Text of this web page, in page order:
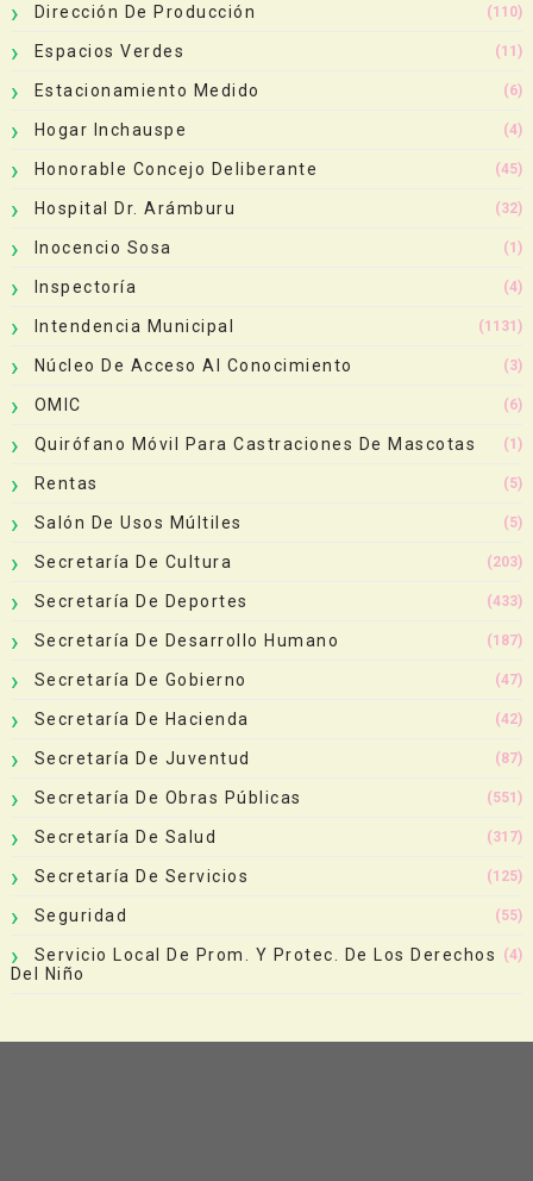
Dirección De Producción (110)
Espacios Verdes (11)
Estacionamiento Medido (6)
Hogar Inchauspe (4)
Honorable Concejo Deliberante (45)
Hospital Dr. Arámburu (32)
Inocencio Sosa (1)
Inspectoría (4)
Intendencia Municipal (1131)
Núcleo De Acceso Al Conocimiento (3)
OMIC (6)
Quirófano Móvil Para Castraciones De Mascotas (1)
Rentas (5)
Salón De Usos Múltiles (5)
Secretaría De Cultura (203)
Secretaría De Deportes (433)
Secretaría De Desarrollo Humano (187)
Secretaría De Gobierno (47)
Secretaría De Hacienda (42)
Secretaría De Juventud (87)
Secretaría De Obras Públicas (551)
Secretaría De Salud (317)
Secretaría De Servicios (125)
Seguridad (55)
Servicio Local De Prom. Y Protec. De Los Derechos
Del Niño
(4)